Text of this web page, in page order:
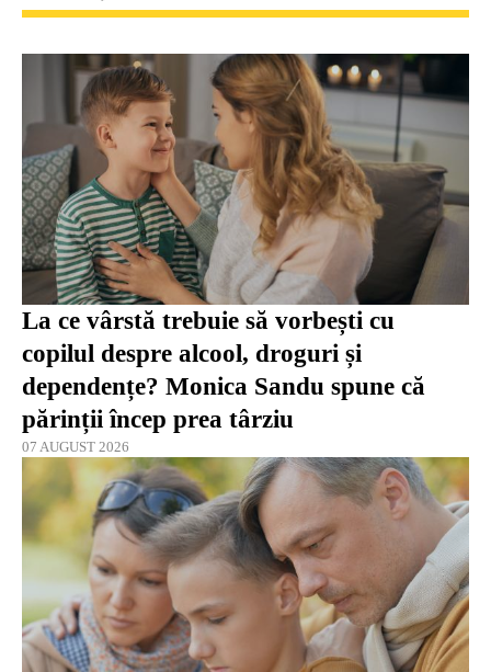
La ce vârstă trebuie să vorbești cu
copilul despre alcool, droguri și
dependențe? Monica Sandu spune că
părinții încep prea târziu
07 AUGUST 2026